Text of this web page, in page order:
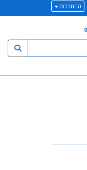
התחברות
0